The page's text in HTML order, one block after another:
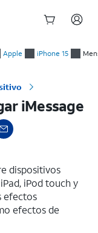
Apple iPhone 15
iMessage
dispositivos
iPod touch y
efectos
efectos de